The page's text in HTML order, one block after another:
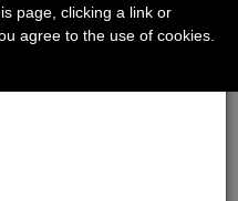
page, clicking a link or
agree to the use of cookies.